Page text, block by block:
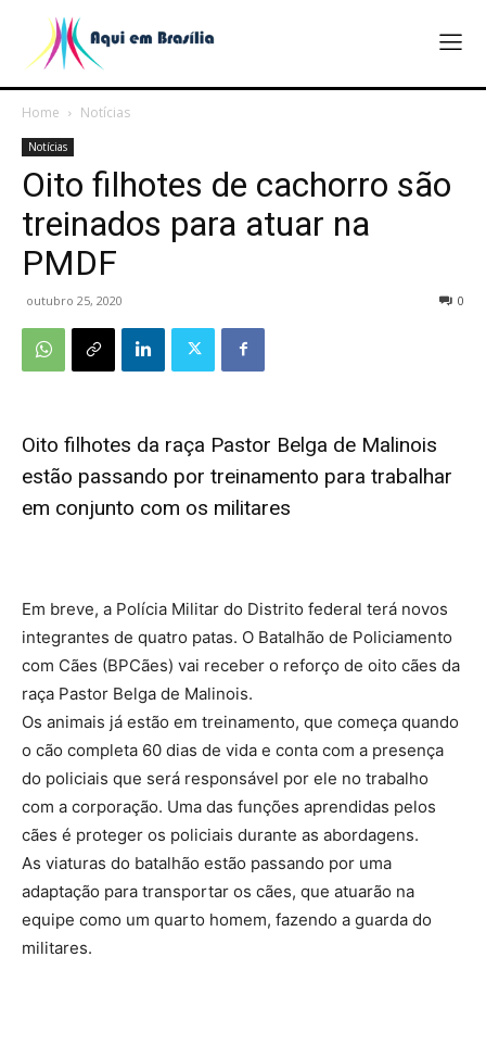
Home Notícias
Notícias
Oito filhotes de cachorro são
treinados para atuar na
PMDF
outubro 25, 2020 0
Oito filhotes da raça Pastor Belga de Malinois
estão passando por treinamento para trabalhar
em conjunto com os militares
Em breve, a Polícia Militar do Distrito federal terá novos
integrantes de quatro patas. O Batalhão de Policiamento
com Cães (BPCães) vai receber o reforço de oito cães da
raça Pastor Belga de Malinois.
Os animais já estão em treinamento, que começa quando
o cão completa 60 dias de vida e conta com a presença
do policiais que será responsável por ele no trabalho
com a corporação. Uma das funções aprendidas pelos
cães é proteger os policiais durante as abordagens.
As viaturas do batalhão estão passando por uma
adaptação para transportar os cães, que atuarão na
equipe como um quarto homem, fazendo a guarda do
militares.